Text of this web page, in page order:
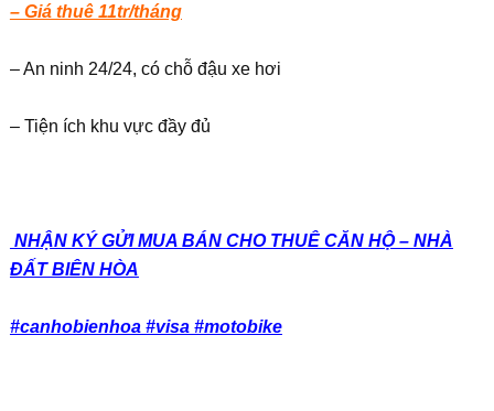
– Giá thuê 11tr/tháng
– An ninh 24/24, có chỗ đậu xe hơi
– Tiện ích khu vực đầy đủ
NHẬN KÝ GỬI MUA BÁN CHO THUÊ CĂN HỘ – NHÀ
ĐẤT BIÊN HÒA
#canhobienhoa #visa #motobike